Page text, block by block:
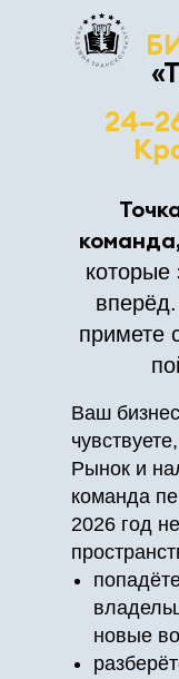
которые
примете
Ваш
Рынок и
команда
2026 год
новые